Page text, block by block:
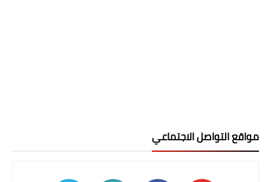
مواقع التواصل الاجتماعي